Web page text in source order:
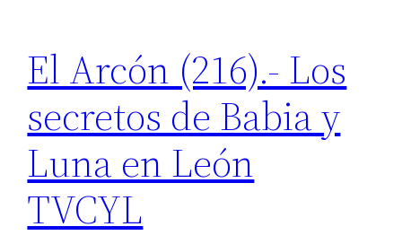
El Arcón (216).- Los
secretos de Babia y
Luna en León
TVCYL